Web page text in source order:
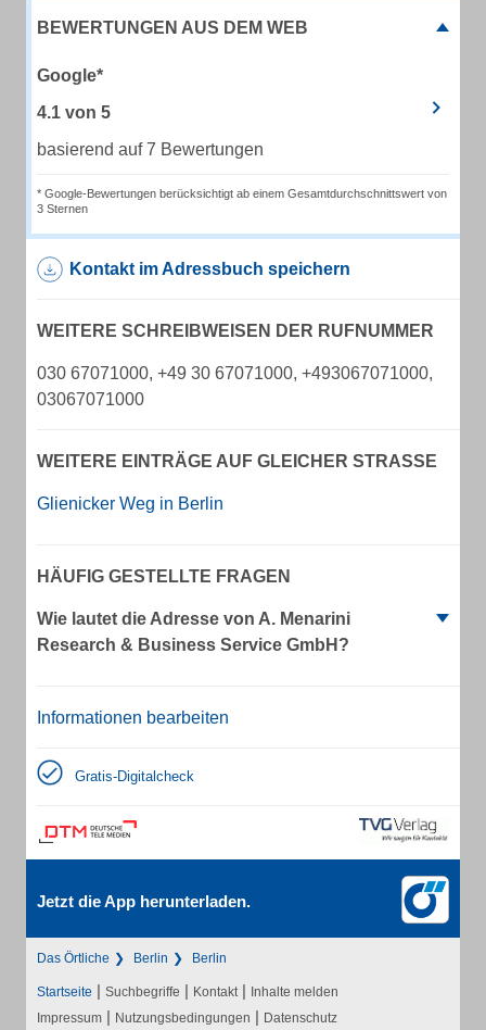
BEWERTUNGEN AUS DEM WEB
Google*
4.1 von 5
basierend auf 7 Bewertungen
* Google-Bewertungen berücksichtigt ab einem Gesamtdurchschnittswert von
3 Sternen
Kontakt im Adressbuch speichern
WEITERE SCHREIBWEISEN DER RUFNUMMER
030 67071000, +49 30 67071000, +493067071000,
03067071000
WEITERE EINTRÄGE AUF GLEICHER STRASSE
Glienicker Weg in Berlin
HÄUFIG GESTELLTE FRAGEN
Wie lautet die Adresse von A. Menarini
Research & Business Service GmbH?
Informationen bearbeiten
Gratis-Digitalcheck
Jetzt die App herunterladen.
Das Örtliche Berlin Berlin
Startseite | Suchbegriffe | Kontakt | Inhalte melden
Impressum | Nutzungsbedingungen | Datenschutz